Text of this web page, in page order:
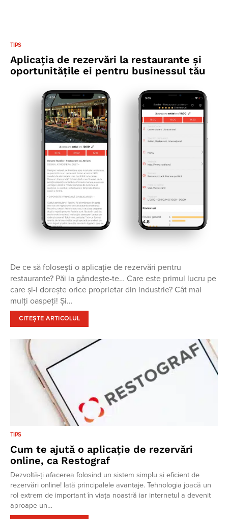
TIPS
Aplicația de rezervări la restaurante și
oportunitățile ei pentru businessul tău
De ce să folosești o aplicație de rezervări pentru
restaurante? Păi ia gândește-te… Care este primul lucru pe
care și-l dorește orice proprietar din industrie? Cât mai
mulți oaspeți! Și…
CITEȘTE ARTICOLUL
TIPS
Cum te ajută o aplicație de rezervări
online, ca Restograf
Dezvoltă-ți afacerea folosind un sistem simplu și eficient de
rezervări online! Iată principalele avantaje. Tehnologia joacă un
rol extrem de important în viața noastră iar internetul a devenit
aproape un…